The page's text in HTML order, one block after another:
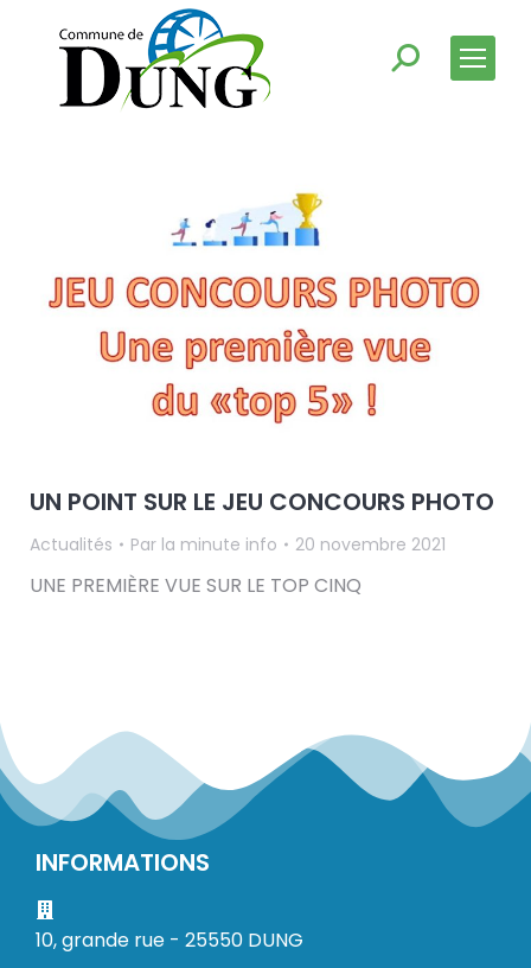
UN POINT SUR LE JEU CONCOURS PHOTO
Actualités Par la minute info 20 novembre 2021
UNE PREMIÈRE VUE SUR LE TOP CINQ
INFORMATIONS
10, grande rue - 25550 DUNG